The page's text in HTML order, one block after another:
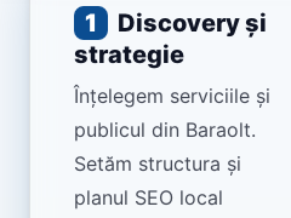
1
Discovery și
strategie
Înțelegem serviciile și
publicul din Baraolt.
Setăm structura și
planul SEO local